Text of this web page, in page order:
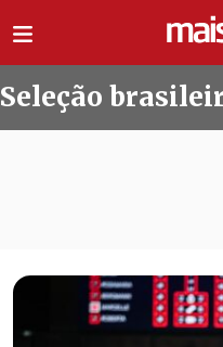
Seleção
Todas as